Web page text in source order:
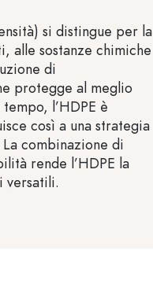
si distingue per la
alle sostanze chimiche
di
protegge al meglio
l’HDPE è
così a una strategia
combinazione di
rende l’HDPE la
versatili.